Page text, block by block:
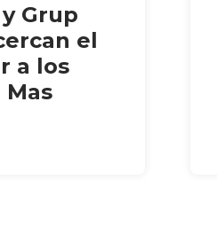
Grup
el
a los
Mas